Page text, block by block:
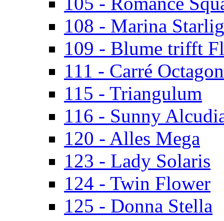
108 - Marina
109 - Blume trifft
111 - Carré Octagon
115 - Triangulum
116 - Sunny
120 - Alles Mega
123 - Lady Solaris
124 - Twin Flower
125 - Donna Stella